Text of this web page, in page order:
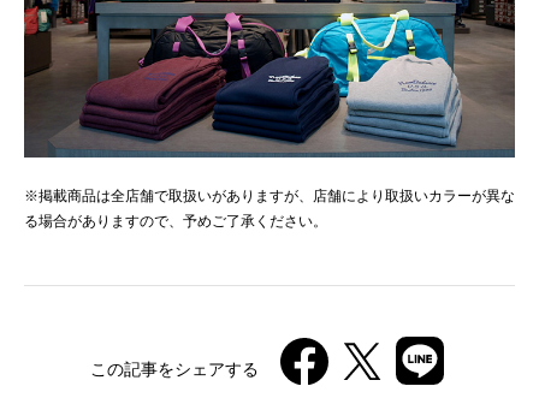
※掲載商品は全店舗で取扱いがありますが、店舗により取扱いカラーが異な
る場合がありますので、予めご了承ください。
この記事をシェアする